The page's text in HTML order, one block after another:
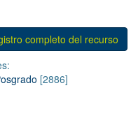
completo del recurso
[2886]